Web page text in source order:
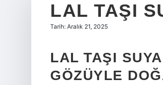
LAL TAŞI
Tarih: Aralık 21, 2025
LAL TAŞI
GÖZÜYLE